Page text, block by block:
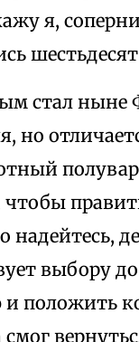
я,
шестьдесят
стал ныне
но
надейтесь,
выбору
положить